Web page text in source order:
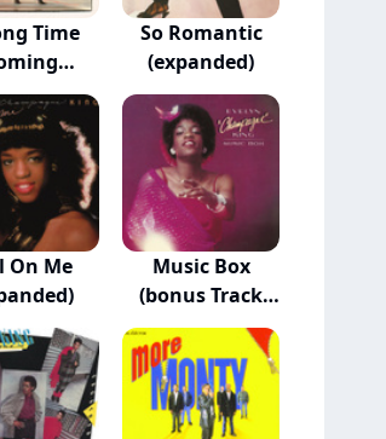
Time
So Romantic
(expanded)
On Me
Music Box
(bonus Track
Version)